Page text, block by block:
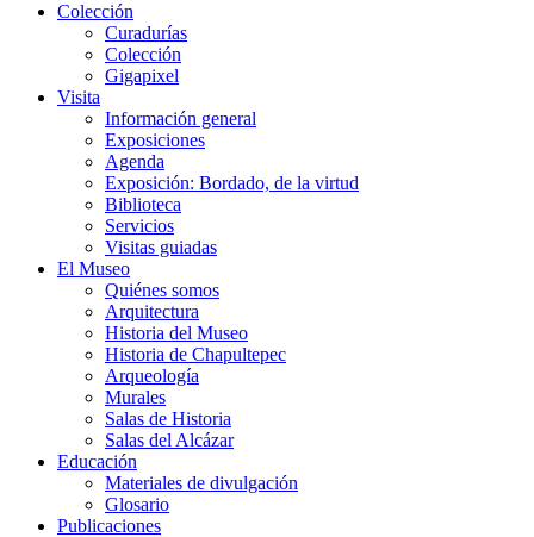
Colección
Curadurías
Colección
Gigapixel
Visita
Información general
Exposiciones
Agenda
Exposición: Bordado, de la virtud
Biblioteca
Servicios
Visitas guiadas
El Museo
Quiénes somos
Arquitectura
Historia del Museo
Historia de Chapultepec
Arqueología
Murales
Salas de Historia
Salas del Alcázar
Educación
Materiales de divulgación
Glosario
Publicaciones